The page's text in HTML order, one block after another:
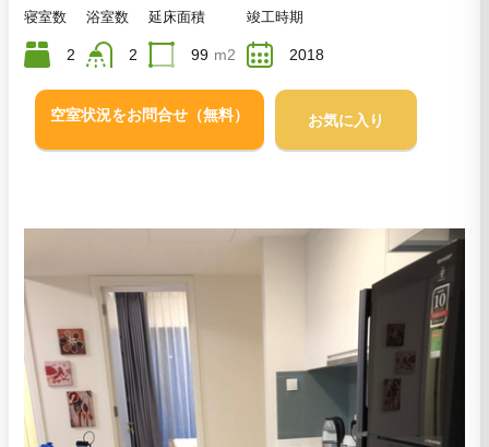
寝室数
2
浴室数
2
延床面積
99 m2
竣工時期
2018
空室状況をお問合せ（無料） お気に入り